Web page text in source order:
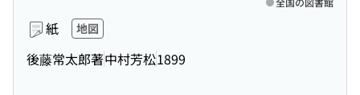
紙 地図
後藤常太郎著中村芳松1899